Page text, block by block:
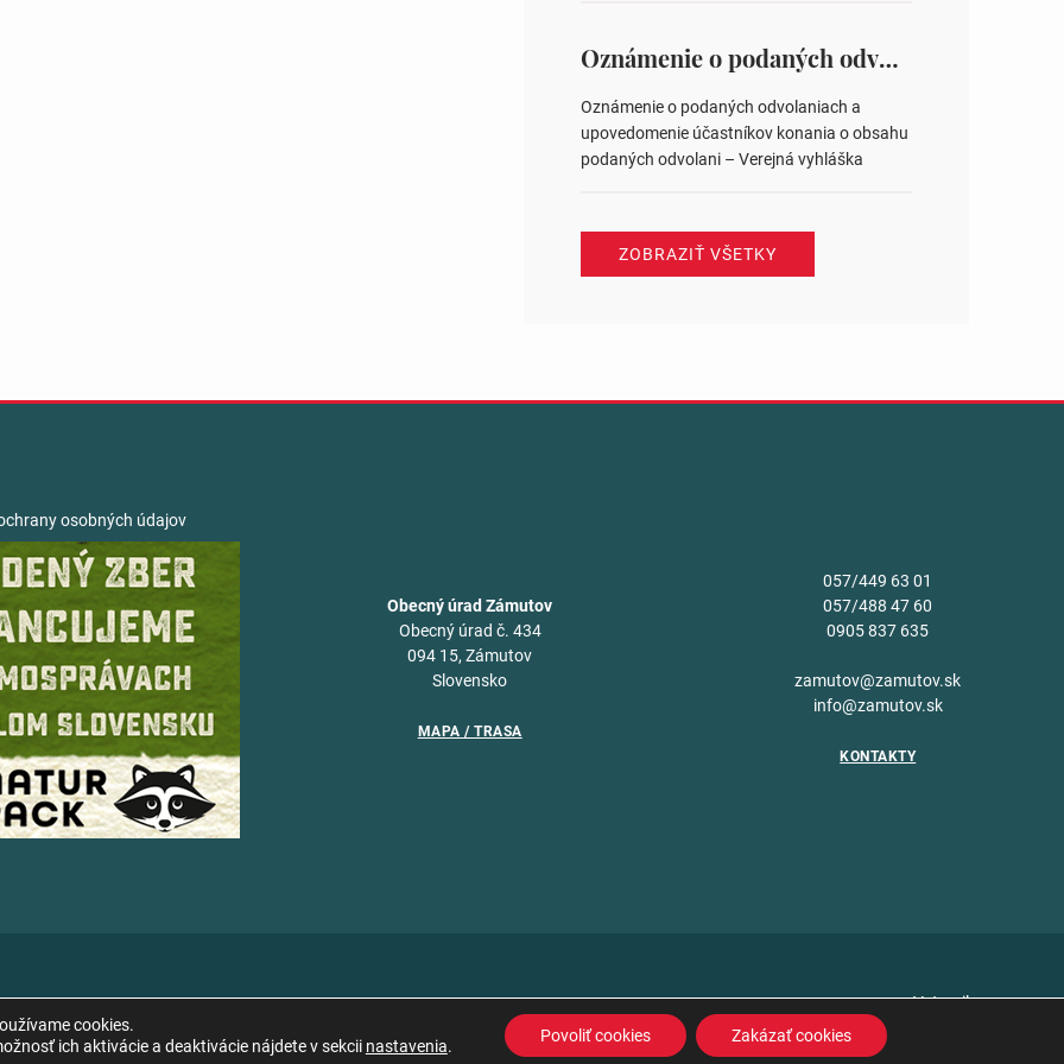
ysledky.html
Oznámenie o podaných odvolaniach a upovedomenie účastníkov konania o obsahu podaných odvolani – Verejná vyhláška
Oznámenie o podaných odvolaniach a
upovedomenie účastníkov konania o obsahu
podaných odvolani – Verejná vyhláška
ZOBRAZIŤ VŠETKY
osobných údajov
Obecný úrad Zámutov
Obecný úrad č. 434
094 15, Zámutov
Slovensko
MAPA / TRASA
057/449 63 01
057/488 47 60
0905 837 635
zamutov@zamutov.sk
info@zamutov.sk
KONTAKTY
Vytvoril
cookies.
ich aktivácie a deaktivácie nájdete v sekcii nastavenia.
Povoliť cookies Zakázať cookies